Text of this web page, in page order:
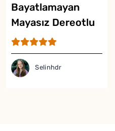
Bayatlamayan
Mayasız Dereotlu
Poğaça Tarifi
Selinhdr